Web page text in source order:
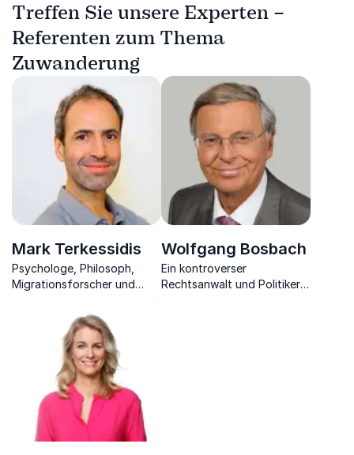
Treffen Sie unsere Experten –
Referenten zum Thema
Zuwanderung
Mark Terkessidis
Psychologe, Philosoph,
Migrationsforscher und
Multikulturalität der
heutigen Gesellschaft.
Wolfgang Bosbach
Ein kontroverser
Rechtsanwalt und Politiker